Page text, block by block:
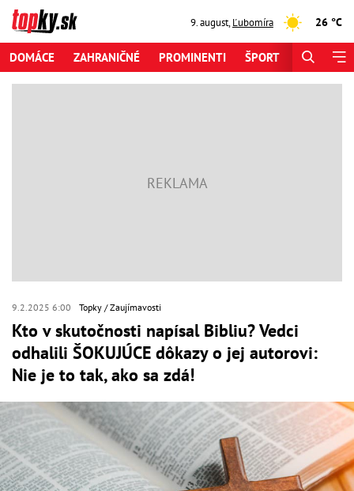
9. august,Ľubomíra 26 °C
DOMÁCE ZAHRANIČNÉ PROMINENTI ŠPORT
9.2.2025 6:00 Topky Zaujímavosti
Kto v skutočnosti napísal Bibliu? Vedci
odhalili ŠOKUJÚCE dôkazy o jej autorovi:
Nie je to tak, ako sa zdá!